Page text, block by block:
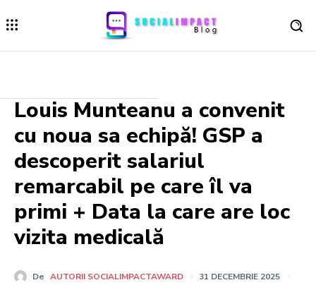
Louis Munteanu a convenit
cu noua sa echipă! GSP a
descoperit salariul
remarcabil pe care îl va
primi + Data la care are loc
vizita medicală
De AUTORII SOCIALIMPACTAWARD
31 DECEMBRIE 2025